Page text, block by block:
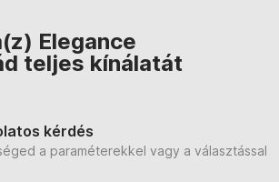
Elegance
teljes kínálatát
kérdés
a paraméterekkel vagy a választással